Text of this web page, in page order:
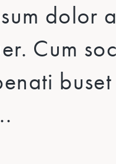
dolor
Cum